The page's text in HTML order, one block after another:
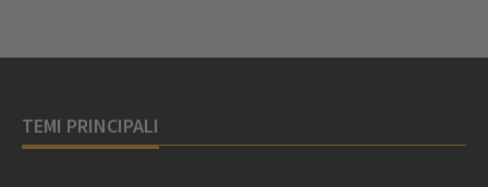
TEMI PRINCIPALI